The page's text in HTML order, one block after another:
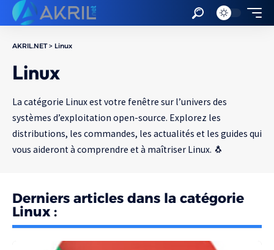
AKRIL.NET> Linux
Linux
La catégorie Linux est votre fenêtre sur l’univers des
systèmes d’exploitation open-source. Explorez les
distributions, les commandes, les actualités et les guides qui
vous aideront à comprendre et à maîtriser Linux. 🐧
Derniers articles dans la catégorie
Linux :